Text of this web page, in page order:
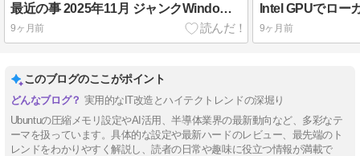
最近の事 2025年11月 ジャンクWindowsタブレット市況
9ヶ月前 9ヶ月前
このブログのここがポイント
実用的なIT改造とハイテクトレンドの深堀り
Ubuntuの圧縮メモリ設定やAI活用、半導体業界の最新動向など、多彩なテ
ーマを扱っています。具体的な設定や最新ハードのレビュー、最先端のト
レンドをわかりやすく解説し、読者の日常や趣味に役立つ情報が満載で